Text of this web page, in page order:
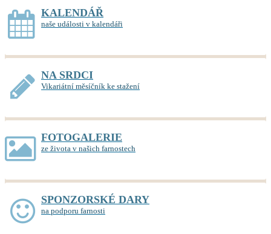
KALENDÁŘ
naše události v kalendáři
NA SRDCI
Vikariátní měsíčník ke stažení
FOTOGALERIE
ze života v našich farnostech
SPONZORSKÉ DARY
na podporu farnosti